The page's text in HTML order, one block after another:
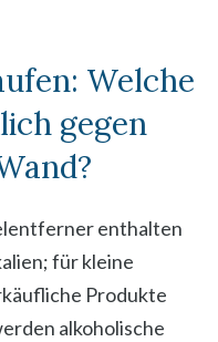
Welche
gegen
enthalten
für kleine
Produkte
alkoholische